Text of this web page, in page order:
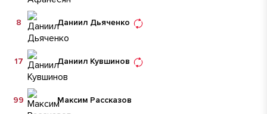
Даниил Дьяченко
8
Даниил Кувшинов
17
Максим Рассказов
99